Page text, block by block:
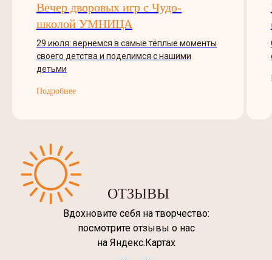
Вечер дворовых игр с Чудо-
школой УМНИЦА
29 июля: вернемся в самые тёплые моменты
своего детства и поделимся с нашими
детьми
Подробнее
ОТЗЫВЫ
Вдохновите себя на творчество:
посмотрите отзывы о нас
на Яндекс.Картах